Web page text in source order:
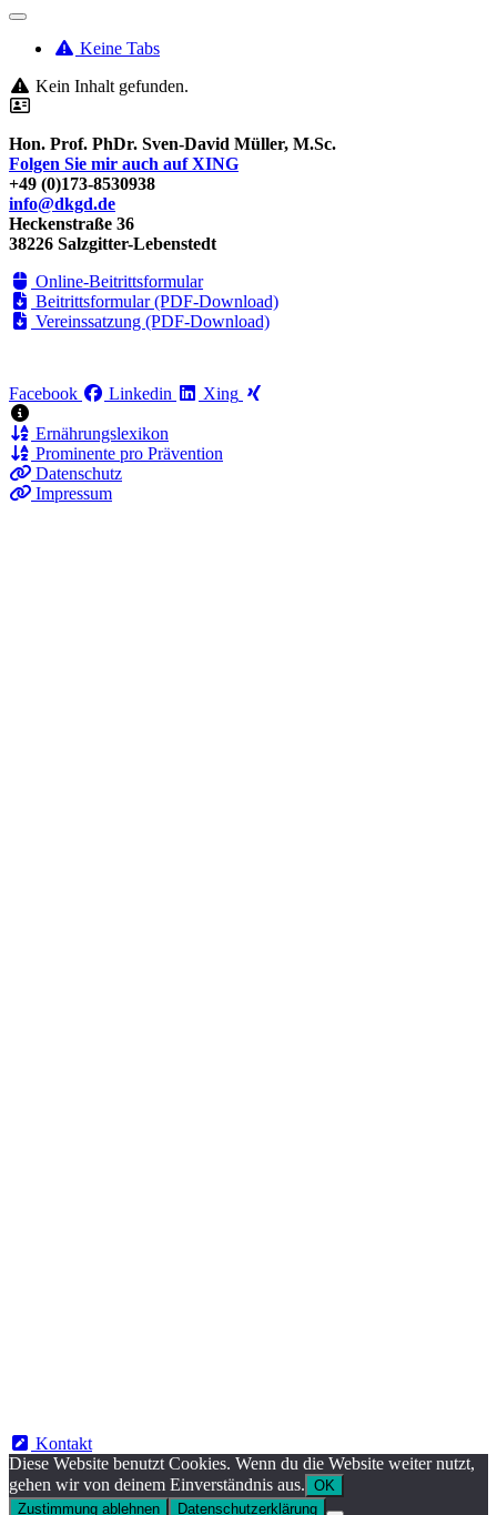
Keine Tabs
Kein Inhalt gefunden.
Hon. Prof. PhDr. Sven-David Müller, M.Sc.
Folgen Sie mir auch auf XING
+49 (0)173-8530938
info@dkgd.de
Heckenstraße 36
38226 Salzgitter-Lebenstedt
Online-Beitrittsformular
Beitrittsformular (PDF-Download)
Vereinssatzung (PDF-Download)
Facebook Linkedin Xing
Ernährungslexikon
Prominente pro Prävention
Datenschutz
Impressum
Kontakt
Diese Website benutzt Cookies. Wenn du die Website weiter nutzt,
gehen wir von deinem Einverständnis aus. OK
Zustimmung ablehnen
Datenschutzerklärung